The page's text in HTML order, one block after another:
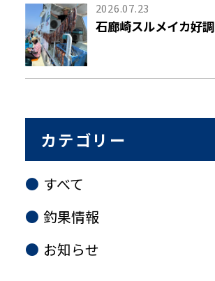
2026.07.23
石廊崎スルメイカ好調
カテゴリー
すべて
釣果情報
お知らせ